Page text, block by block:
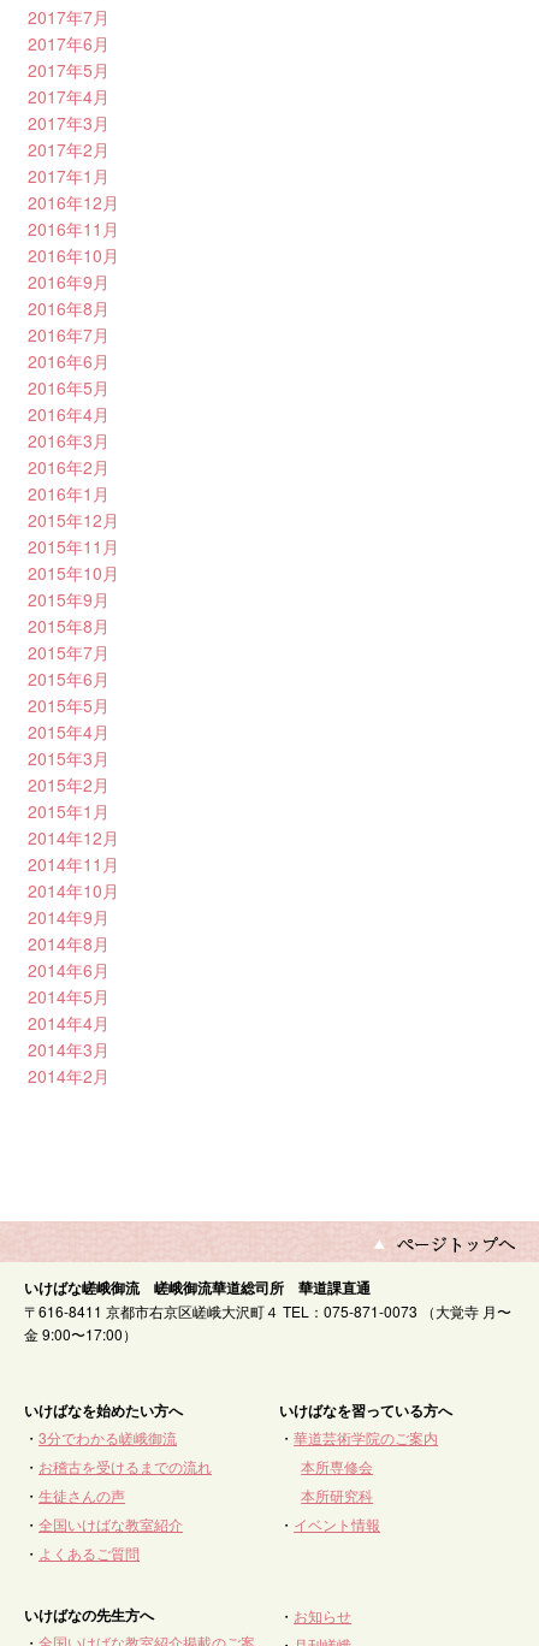
2017年7月
2017年6月
2017年5月
2017年4月
2017年3月
2017年2月
2017年1月
2016年12月
2016年11月
2016年10月
2016年9月
2016年8月
2016年7月
2016年6月
2016年5月
2016年4月
2016年3月
2016年2月
2016年1月
2015年12月
2015年11月
2015年10月
2015年9月
2015年8月
2015年7月
2015年6月
2015年5月
2015年4月
2015年3月
2015年2月
2015年1月
2014年12月
2014年11月
2014年10月
2014年9月
2014年8月
2014年6月
2014年5月
2014年4月
2014年3月
2014年2月
いけばな嵯峨御流 嵯峨御流華道総司所 華道課直通
〒616-8411 京都市右京区嵯峨大沢町４ TEL：075-871-0073 （大覚寺 月〜
金 9:00〜17:00）
いけばなを始めたい方へ
・ 3分でわかる嵯峨御流
・ お稽古を受けるまでの流れ
・ 生徒さんの声
・ 全国いけばな教室紹介
・ よくあるご質問
いけばなを習っている方へ
・華道芸術学院のご案内
本所専修会
本所研究科
・ イベント情報
いけばなの先生方へ
・ 全国いけばな教室紹介掲載のご案
・ お知らせ